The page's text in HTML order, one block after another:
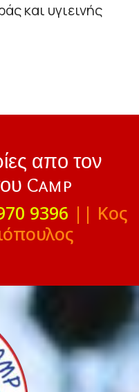
και υγιεινής
απο τον
Camp
9396 || Κος